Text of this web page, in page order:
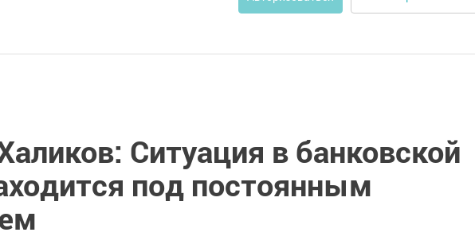
Ситуация в банковской
под постоянным